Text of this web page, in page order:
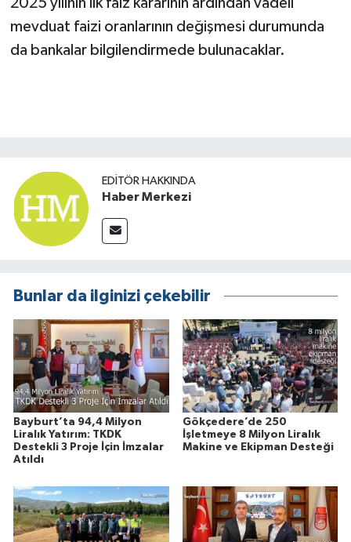
mevduat faizi oranlarının değişmesi durumunda
da bankalar bilgilendirmede bulunacaklar.
EDITÖR HAKKINDA
Haber Merkezi
Bunlar da ilginizi çekebilir
Bayburt’ta 94,4 Milyon
Liralık Yatırım: TKDK
Destekli 3 Proje İçin İmzalar
Atıldı
Gökçedere’de 250
İşletmeye 8 Milyon Liralık
Makine ve Ekipman Desteği